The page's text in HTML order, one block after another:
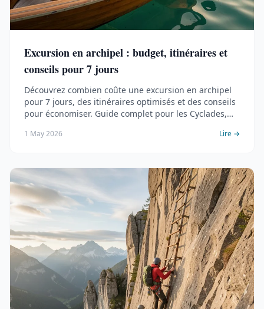
Excursion en archipel : budget, itinéraires et
conseils pour 7 jours
Découvrez combien coûte une excursion en archipel
pour 7 jours, des itinéraires optimisés et des conseils
pour économiser. Guide complet pour les Cyclades,
1 May 2026 Lire →